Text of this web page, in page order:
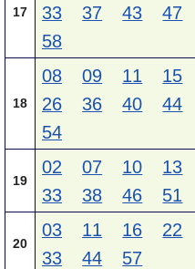
17
33
37 43 47
58
18
08 09 11 15
26
36 40 44
54
19
02 07 10 13
33
38 46 51
20
03 11 16 22
33
44 57